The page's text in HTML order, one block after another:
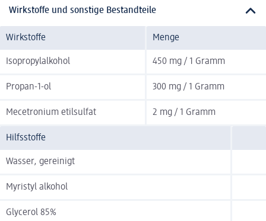
Wirkstoffe und sonstige Bestandteile
Wirkstoffe Menge
Isopropylalkohol 450 mg / 1 Gramm
Propan-1-ol 300 mg / 1 Gramm
Mecetronium etilsulfat 2 mg / 1 Gramm
Hilfsstoffe
Wasser, gereinigt
Myristyl alkohol
Glycerol 85%